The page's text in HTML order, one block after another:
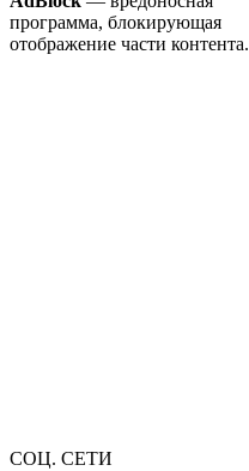
программа, блокирующая
отображение части контента.
СОЦ. СЕТИ